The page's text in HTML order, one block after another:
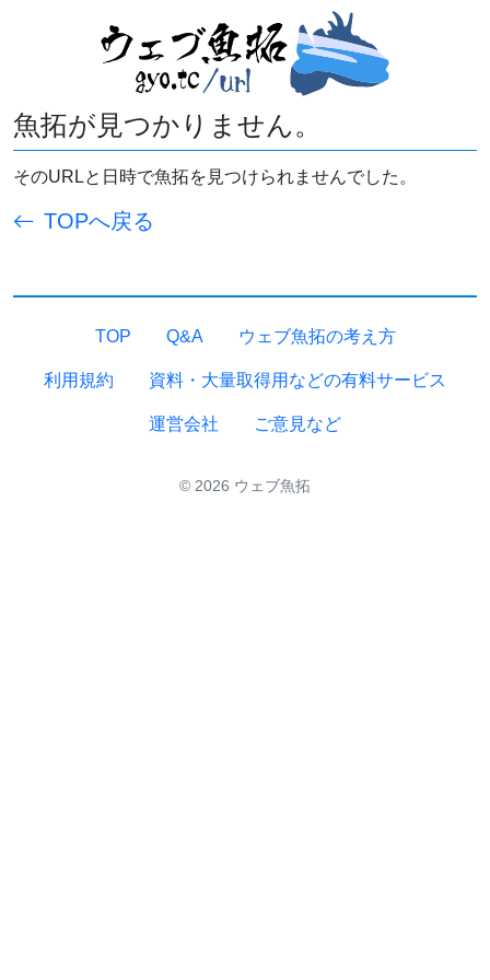
魚拓が見つかりません。
そのURLと日時で魚拓を見つけられませんでした。
TOPへ戻る
TOP Q&A ウェブ魚拓の考え方
利用規約 資料・大量取得用などの有料サービス
運営会社 ご意見など
© 2026 ウェブ魚拓